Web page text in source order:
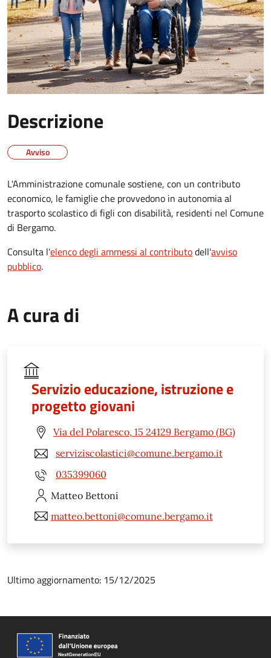
Descrizione
Avviso
L'Amministrazione comunale sostiene, con un contributo
economico, le famiglie che provvedono in autonomia al
trasporto scolastico di figli con disabilità, residenti nel Comune
di Bergamo.
Consulta l'elenco degli ammessi al contributodell'avviso
pubblico.
A cura di
Servizio educazione, istruzione e
progetto giovani
Via del Polaresco, 15 24129 Bergamo (BG)
serviziscolastici@comune.bergamo.it
035399060
Matteo Bettoni
matteo.bettoni@comune.bergamo.it
Ultimo aggiornamento: 15/12/2025